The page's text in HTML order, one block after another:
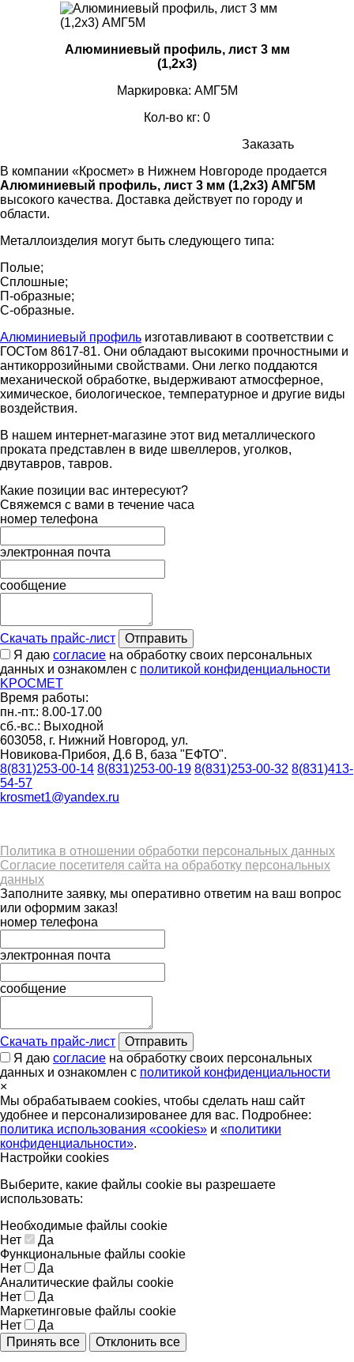
Алюминиевый профиль, лист 3 мм
(1,2х3)
Маркировка: АМГ5М
Кол-во кг: 0
Заказать
В компании «Кросмет» в Нижнем Новгороде продается
Алюминиевый профиль, лист 3 мм (1,2х3) АМГ5М
высокого качества. Доставка действует по городу и
области.
Металлоизделия могут быть следующего типа:
Полые;
Сплошные;
П-образные;
С-образные.
Алюминиевый профиль изготавливают в соответствии с
ГОСТом 8617-81. Они обладают высокими прочностными и
антикоррозийными свойствами. Они легко поддаются
механической обработке, выдерживают атмосферное,
химическое, биологическое, температурное и другие виды
воздействия.
В нашем интернет-магазине этот вид металлического
проката представлен в виде швеллеров, уголков,
двутавров, тавров.
Какие позиции вас интересуют?
Свяжемся с вами в течение часа
номер телефона
электронная почта
сообщение
Скачать прайс-лист
Отправить
Я даю согласие на обработку своих персональных
данных и ознакомлен с политикой конфиденциальности
KРОСМ ЕТ
Время работы:
пн.-пт.: 8.00-17.00
сб.-вс.: Выходной
603058, г. Нижний Новгород, ул.
Новикова-Прибоя, Д.6 В, база "ЕФТО".
8(831)253-00-14 8(831)253-00-19 8(831)253-00-32 8(831)413-
54-57
krosmet1@yandex.ru
Политика в отношении обработки персональных данных
Согласие посетителя сайта на обработку персональных
данных
Заполните заявку, мы оперативно ответим на ваш вопрос
или оформим заказ!
номер телефона
электронная почта
сообщение
Скачать прайс-лист
Отправить
Я даю согласие на обработку своих персональных
данных и ознакомлен с политикой конфиденциальности
×
Мы обрабатываем cookies, чтобы сделать наш сайт
удобнее и персонализированее для вас. Подробнее:
политика использования «cookies» и «политики
конфиденциальности».
Настройки cookies
Выберите, какие файлы cookie вы разрешаете
использовать:
Необходимые файлы cookie
Нет
Да
Функциональные файлы cookie
Нет
Да
Аналитические файлы cookie
Нет
Да
Маркетинговые файлы cookie
Нет
Да
Принять все
Отклонить все